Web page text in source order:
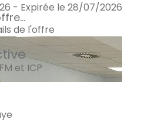
- Expirée le 28/07/2026
de l'offre
et ICP